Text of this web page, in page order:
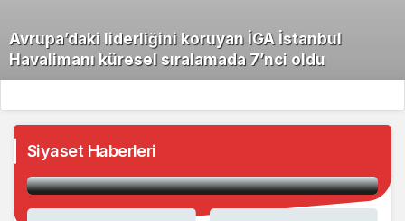
Avrupa’daki liderliğini koruyan İGA İstanbul
Havalimanı küresel sıralamada 7’nci oldu
Siyaset Haberleri
Avrupa’daki liderliğini koruyan İGA İstanbul